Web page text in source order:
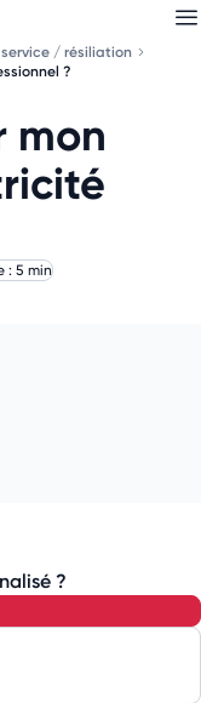
/ résiliation
?
mon
: 5 min
?